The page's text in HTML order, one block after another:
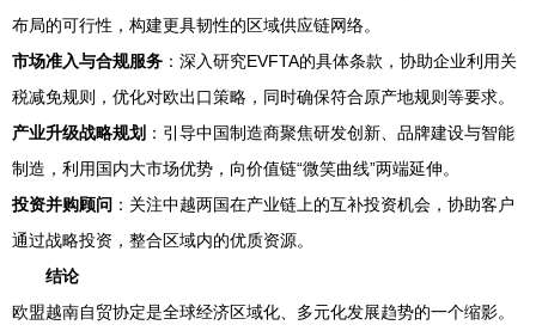
布局的可行性，构建更具韧性的区域供应链网络。
市场准入与合规服务 ：深入研究EVFTA的具体条款，协助企业利用关
税减免规则，优化对欧出口策略，同时确保符合原产地规则等要求。
产业升级战略规划 ：引导中国制造商聚焦研发创新、品牌建设与智能
制造，利用国内大市场优势，向价值链“微笑曲线”两端延伸。
投资并购顾问 ：关注中越两国在产业链上的互补投资机会，协助客户
通过战略投资，整合区域内的优质资源。
结论
欧盟越南自贸协定是全球经济区域化、多元化发展趋势的一个缩影。